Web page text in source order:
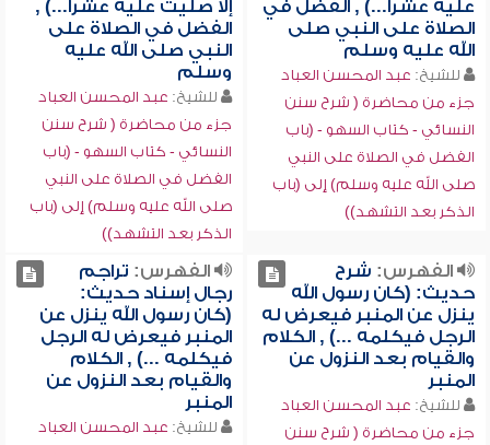
عليه عشراً...) , الفضل في
الصلاة على النبي صلى
الله عليه وسلم
للشيخ: عبد المحسن العباد
جزء من محاضرة ( شرح سنن
النسائي - كتاب السهو - (باب
الفضل في الصلاة على النبي
صلى الله عليه وسلم) إلى (باب
الذكر بعد التشهد))
إلا صليت عليه عشراً...) ,
الفضل في الصلاة على
النبي صلى الله عليه
وسلم
للشيخ: عبد المحسن العباد
جزء من محاضرة ( شرح سنن
النسائي - كتاب السهو - (باب
الفضل في الصلاة على النبي
صلى الله عليه وسلم) إلى (باب
الذكر بعد التشهد))
الفهرس: شرح
حديث: (كان رسول الله
ينزل عن المنبر فيعرض له
الرجل فيكلمه ...) , الكلام
والقيام بعد النزول عن
المنبر
للشيخ: عبد المحسن العباد
جزء من محاضرة ( شرح سنن
الفهرس: تراجم
رجال إسناد حديث:
(كان رسول الله ينزل عن
المنبر فيعرض له الرجل
فيكلمه ...) , الكلام
والقيام بعد النزول عن
المنبر
للشيخ: عبد المحسن العباد